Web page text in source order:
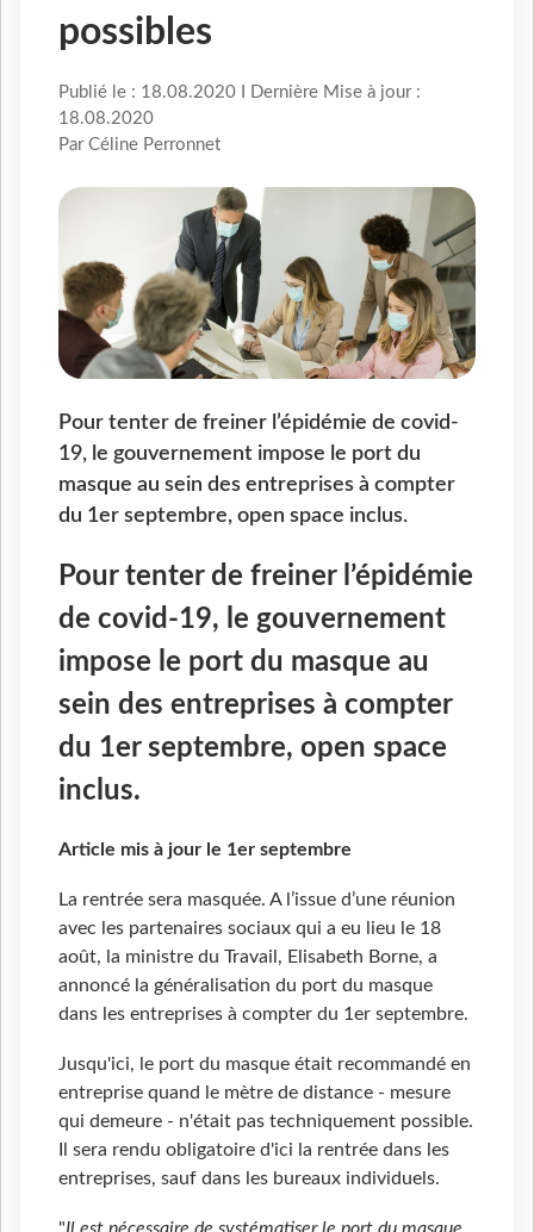
possibles
Publié le : 18.08.2020 I Dernière Mise à jour :
18.08.2020
Par Céline Perronnet
Pour tenter de freiner l’épidémie de covid-
19, le gouvernement impose le port du
masque au sein des entreprises à compter
du 1er septembre, open space inclus.
Pour tenter de freiner l’épidémie
de covid-19, le gouvernement
impose le port du masque au
sein des entreprises à compter
du 1er septembre, open space
inclus.
Article mis à jour le 1er septembre
La rentrée sera masquée. A l’issue d’une réunion
avec les partenaires sociaux qui a eu lieu le 18
août, la ministre du Travail, Elisabeth Borne, a
annoncé la généralisation du port du masque
dans les entreprises à compter du 1er septembre.
Jusqu'ici, le port du masque était recommandé en
entreprise quand le mètre de distance - mesure
qui demeure - n'était pas techniquement possible.
Il sera rendu obligatoire d'ici la rentrée dans les
entreprises, sauf dans les bureaux individuels.